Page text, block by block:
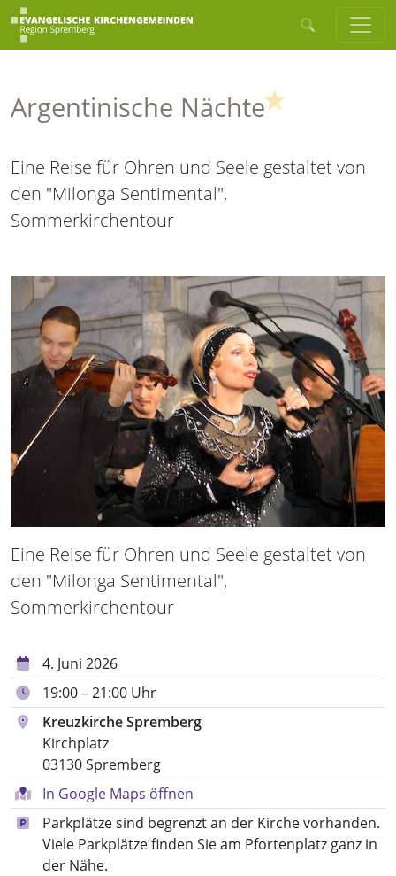
Argentinische Nächte
Eine Reise für Ohren und Seele gestaltet von
den "Milonga Sentimental",
Sommerkirchentour
Eine Reise für Ohren und Seele gestaltet von
den "Milonga Sentimental",
Sommerkirchentour
4. Juni 2026
19:00 – 21:00 Uhr
Kreuzkirche Spremberg
Kirchplatz
03130 Spremberg
In Google Maps öffnen
Parkplätze sind begrenzt an der Kirche vorhanden.
Viele Parkplätze finden Sie am Pfortenplatz ganz in
der Nähe.